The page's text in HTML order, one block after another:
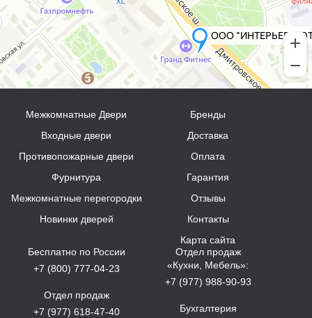
Межкомнатные Двери
Входные двери
Противопожарные двери
Фурнитура
Межкомнатные перегородки
Новинки дверей
Бренды
Доставка
Оплата
Гарантия
Отзывы
Контакты
Карта сайта
Бесплатно по России
+7 (800) 777-04-23
Отдел продаж
+7 (977) 618-47-40
Отдел продаж
«Кухни, Мебель»:
+7 (977) 988-90-93
Бухгалтерия